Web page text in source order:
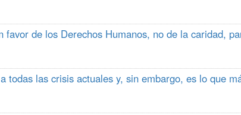
favor de los Derechos Humanos, no de la caridad,
todas las crisis actuales y, sin embargo, es lo que